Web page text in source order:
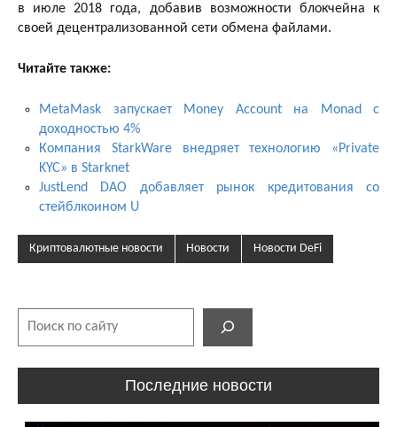
в июле 2018 года, добавив возможности блокчейна к
своей децентрализованной сети обмена файлами.
Читайте также:
MetaMask запускает Money Account на Monad с
доходностью 4%
Компания StarkWare внедряет технологию «Private
KYC» в Starknet
JustLend DAO добавляет рынок кредитования со
стейблкоином U
Криптовалютные новости Новости Новости DeFi
Последние новости